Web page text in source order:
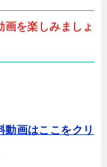
を楽しみましょ
画はここをクリ